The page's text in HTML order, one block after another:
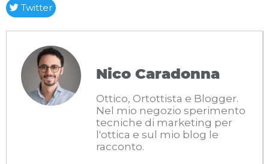
Twitter
Nico Caradonna
Ottico, Ortottista e Blogger.
Nel mio negozio sperimento
tecniche di marketing per
l'ottica e sul mio blog le
racconto.